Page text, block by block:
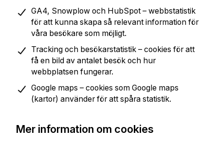
GA4, Snowplow och HubSpot – webbstatistik
för att kunna skapa så relevant information för
våra besökare som möjligt.
Tracking och besökarstatistik – cookies för att
få en bild av antalet besök och hur
webbplatsen fungerar.
Google maps – cookies som Google maps
(kartor) använder för att spåra statistik.
Mer information om cookies